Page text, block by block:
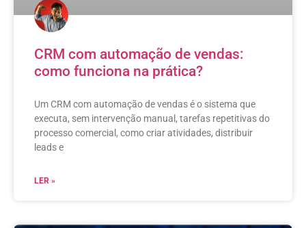
CRM com automação de vendas:
como funciona na prática?
Um CRM com automação de vendas é o sistema que
executa, sem intervenção manual, tarefas repetitivas do
processo comercial, como criar atividades, distribuir
leads e
LER »